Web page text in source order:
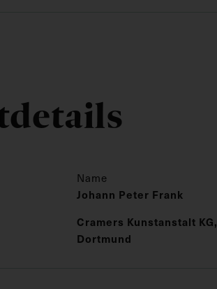
Name
Johann Peter Frank
Cramers Kunstanstalt KG,
Dortmund